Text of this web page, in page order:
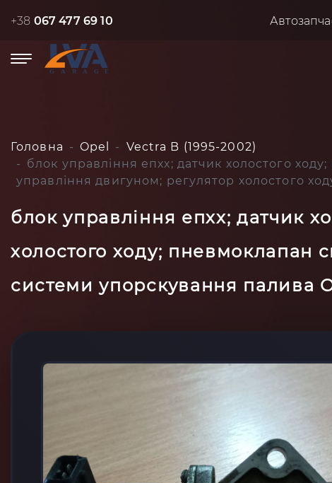
+38 067 477 69 10
Головна Opel
Vectra B (1995-2002)
блок управління епхх; датчик холостого
управління двигуном; регулятор холостого
блок управління епхх; датчик
холостого ходу; пневмоклапан
системи упорскування палива